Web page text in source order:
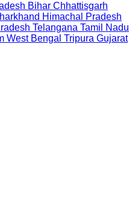
Bihar Chhattisgarh
Himachal Pradesh
Telangana Tamil Nadu
West Bengal Tripura Gujarat